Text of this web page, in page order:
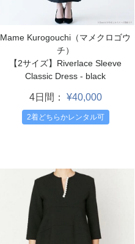
Mame Kurogouchi（マメクロゴウ
チ）
【2サイズ】Riverlace Sleeve
Classic Dress - black
4日間： ¥40,000
2着どちらかレンタル可